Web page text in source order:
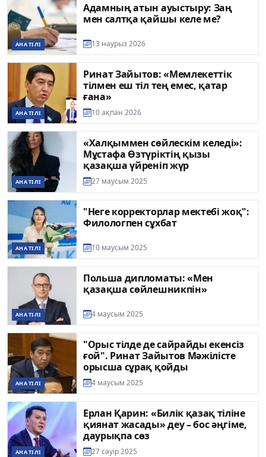
АНА ТІЛІ
Адамның атын ауыстыру: Заң
мен салтқа қайшы келе ме?
13 наурыз 2026
АНА ТІЛІ
Ринат Зайытов: «Мемлекеттік
тілмен еш тіл тең емес, қатар
ғана»
10 ақпан 2026
АНА ТІЛІ
«Халқыммен сөйлескім келеді»:
Мұстафа Өзтүріктің қызы
қазақша үйреніп жүр
27 маусым 2025
АНА ТІЛІ
"Неге корректорлар мектебі жоқ":
Филологпен сұхбат
10 маусым 2025
АНА ТІЛІ
Польша дипломаты: «Мен
қазақша сөйлешникпін»
4 маусым 2025
АНА ТІЛІ
"Орыс тілде де сайрайды екенсіз
ғой". Ринат Зайытов Мәжілісте
орысша сұрақ қойды
4 маусым 2025
АНА ТІЛІ
Ерлан Қарин: «Билік қазақ тіліне
қиянат жасады» деу – бос әңгіме,
даурықпа сөз
27 сәуір 2025